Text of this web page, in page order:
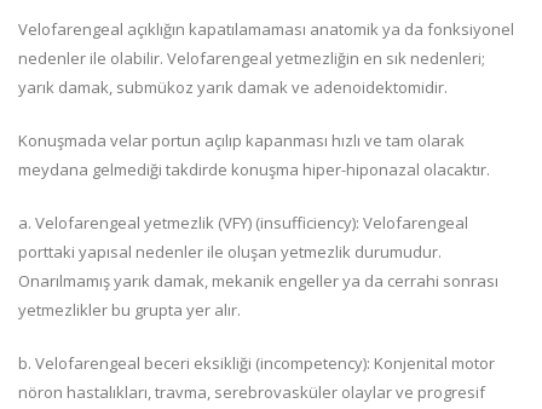
Velofarengeal açıklığın kapatılamaması anatomik ya da fonksiyonel
nedenler ile olabilir. Velofarengeal yetmezliğin en sık nedenleri;
yarık damak, submükoz yarık damak ve adenoidektomidir.
Konuşmada velar portun açılıp kapanması hızlı ve tam olarak
meydana gelmediği takdirde konuşma hiper-hiponazal olacaktır.
a. Velofarengeal yetmezlik (VFY) (insufficiency): Velofarengeal
porttaki yapısal nedenler ile oluşan yetmezlik durumudur.
Onarılmamış yarık damak, mekanik engeller ya da cerrahi sonrası
yetmezlikler bu grupta yer alır.
b. Velofarengeal beceri eksikliği (incompetency): Konjenital motor
nöron hastalıkları, travma, serebrovasküler olaylar ve progresif